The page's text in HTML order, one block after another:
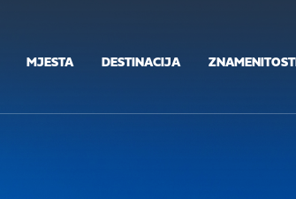
MJESTA DESTINACIJA ZNAMENITOSTI